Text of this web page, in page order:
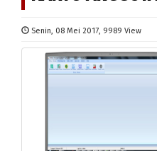
Senin, 08 Mei 2017, 9989 View